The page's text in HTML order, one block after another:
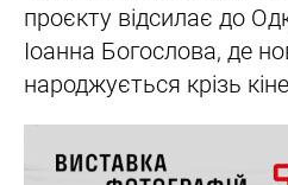
проєкту відсилає до
Іоанна Богослова, де
народжується крізь